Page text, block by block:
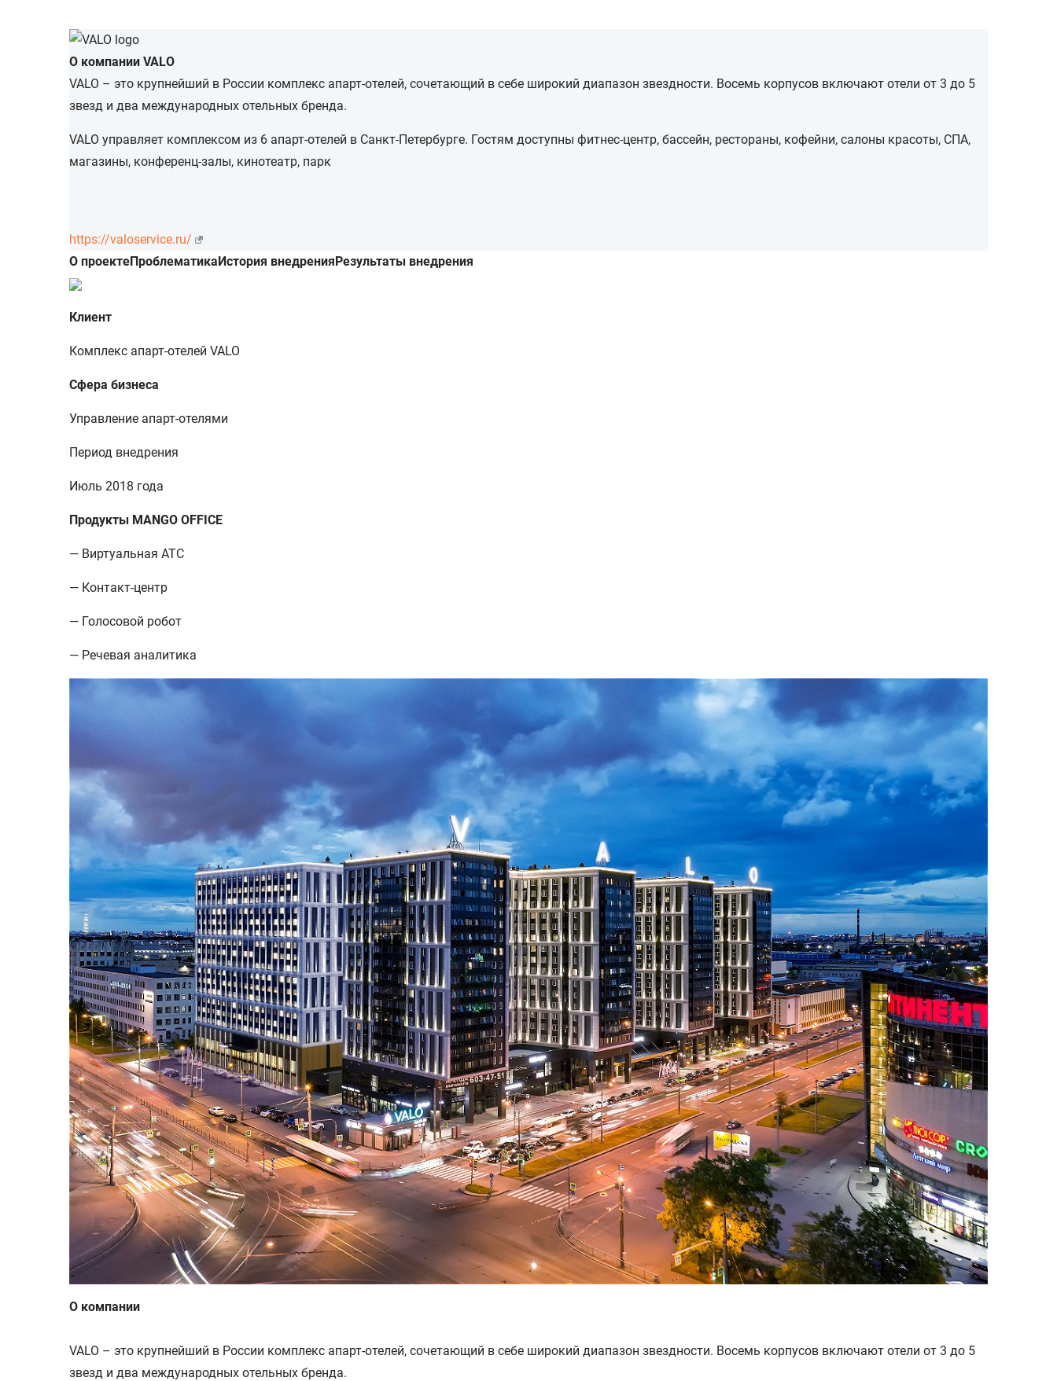
О компании VALO
VALO – это крупнейший в России комплекс апарт-отелей, сочетающий в себе широкий диапазон звездности. Восемь корпусов включают отели от 3 до 5
звезд и два международных отельных бренда.
VALO управляет комплексом из 6 апарт-отелей в Санкт-Петербурге. Гостям доступны фитнес-центр, бассейн, рестораны, кофейни, салоны красоты, СПА,
магазины, конференц-залы, кинотеатр, парк
https://valoservice.ru/
О проектеПроблематика История внедрения Результаты внедрения
Клиент
Комплекс апарт-отелей VALO
Сфера бизнеса
Управление апарт-отелями
Период внедрения
Июль 2018 года
Продукты MANGO OFFICE
— Виртуальная АТС
— Контакт-центр
— Голосовой робот
— Речевая аналитика
О компании
VALO – это крупнейший в России комплекс апарт-отелей, сочетающий в себе широкий диапазон звездности. Восемь корпусов включают отели от 3 до 5
звезд и два международных отельных бренда.